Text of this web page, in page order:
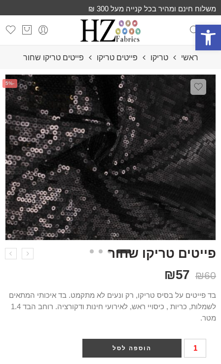
פתח סרגל נגישות
משלוח חינם ומהיר בכל קנייה מעל 300 ₪
ראשי טריקו פייטים טריקו פייטים טריקו שחור
-5%
פייטים טריקו שחור
₪60
₪57
בד פייטים על בסיס טריקו, רק ונעים לא מתקמט. בד איכותי המתאים
לשמלות, כריות , כיסויי ראש, לאירועי חינות ודקורציה. רוחב הבד 1.4
מטר.
הוספה לסל